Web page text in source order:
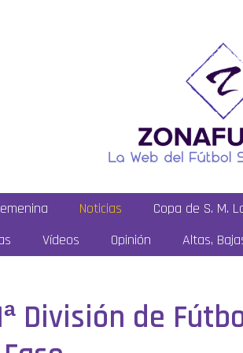
Noticias Copa de S. M.
Vídeos Opinión Altas,
División de